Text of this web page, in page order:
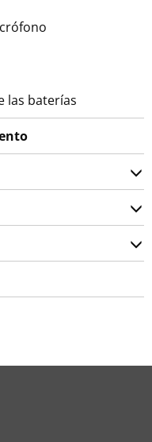
las baterías